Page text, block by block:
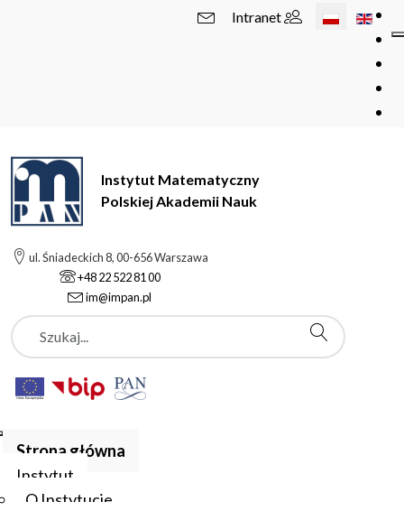
Wybierz swój
Intranet
Instytut Matematyczny
Polskiej Akademii Nauk
ul. Śniadeckich 8, 00-656 Warszawa
+48 22 522 81 00
im@impan.pl
Szukaj
Strona główna
Instytut
O Instytucie